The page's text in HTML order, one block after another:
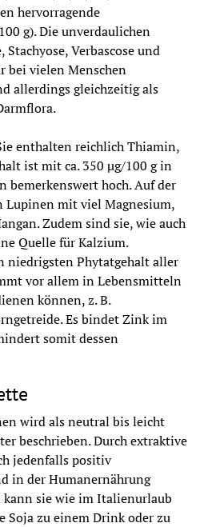
hervorragende
g). Die unverdaulichen
Verbascose und
bei vielen Menschen
allerdings gleichzeitig als
enthalten reichlich Thiamin,
ist mit ca. 350 μg/100 g in
bemerkenswert hoch. Auf der
mit viel Magnesium,
Zudem sind sie, wie auch
Quelle für Kalzium.
niedrigsten Phytatgehalt aller
vor allem in Lebensmitteln
können, z. B.
Es bindet Zink im
somit dessen
wird als neutral bis leicht
beschrieben. Durch extraktive
jedenfalls positiv
in der Humanernährung
sie wie im Italienurlaub
Soja zu einem Drink oder zu